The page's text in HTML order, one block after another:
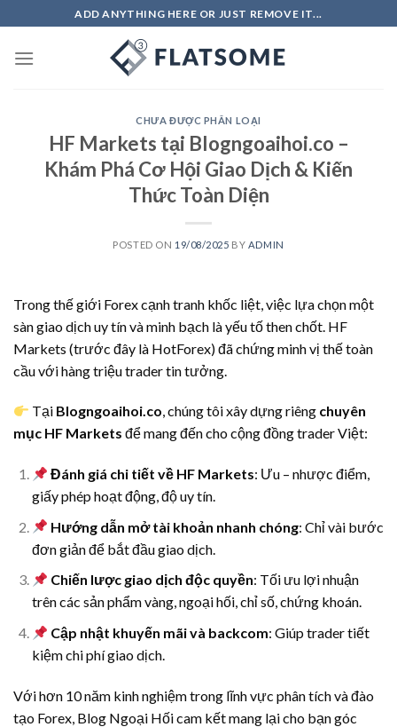
to
content
ADD ANYTHING HERE OR JUST REMOVE IT...
CHƯA ĐƯỢC PHÂN LOẠI
HF Markets tại Blogngoaihoi.co –
Khám Phá Cơ Hội Giao Dịch & Kiến
Thức Toàn Diện
POSTED ON 19/08/2025 BY ADMIN
Trong thế giới Forex cạnh tranh khốc liệt, việc lựa chọn một
sàn giao dịch uy tín và minh bạch là yếu tố then chốt. HF
Markets (trước đây là HotForex) đã chứng minh vị thế toàn
cầu với hàng triệu trader tin tưởng.
Tại Blogngoaihoi.co, chúng tôi xây dựng riêng chuyên
mục HF Markets để mang đến cho cộng đồng trader Việt:
Đánh giá chi tiết về HF Markets: Ưu – nhược điểm,
giấy phép hoạt động, độ uy tín.
Hướng dẫn mở tài khoản nhanh chóng: Chỉ vài bước
đơn giản để bắt đầu giao dịch.
Chiến lược giao dịch độc quyền: Tối ưu lợi nhuận
trên các sản phẩm vàng, ngoại hối, chỉ số, chứng khoán.
Cập nhật khuyến mãi và backcom: Giúp trader tiết
kiệm chi phí giao dịch.
Với hơn 10 năm kinh nghiệm trong lĩnh vực phân tích và đào
tạo Forex, Blog Ngoại Hối cam kết mang lại cho bạn góc